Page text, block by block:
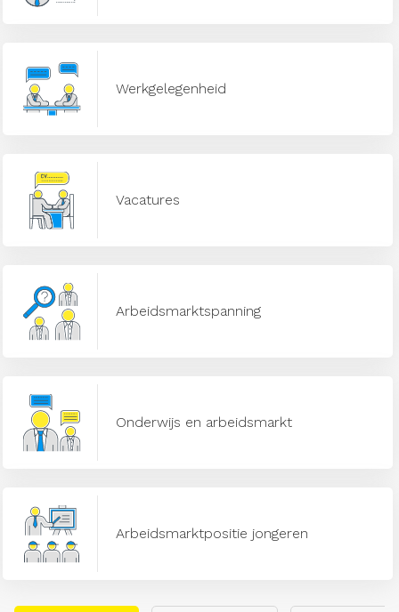
Werkgelegenheid
Vacatures
Arbeidsmarktspanning
Onderwijs en arbeidsmarkt
Arbeidsmarktpositie jongeren